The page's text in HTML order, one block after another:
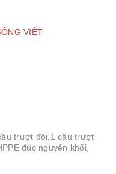
VIỆT
trượt đôi,1 cầu trượt
đúc nguyên khối,